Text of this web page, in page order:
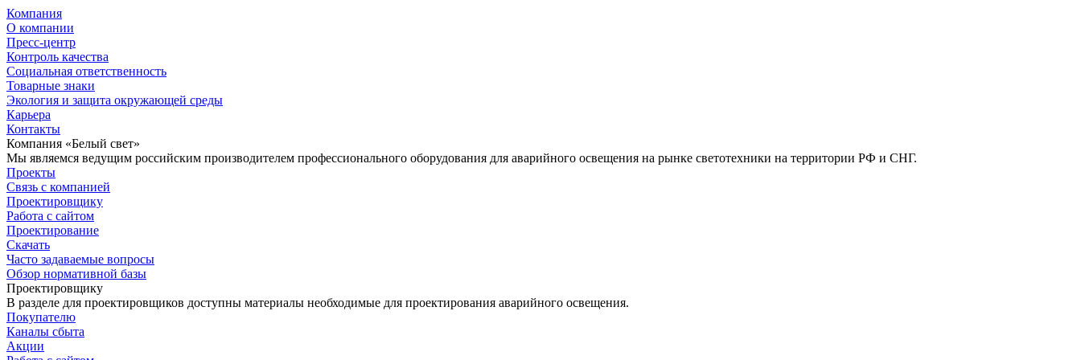
Компания
О компании
Пресс-центр
Контроль качества
Социальная ответственность
Товарные знаки
Экология и защита окружающей среды
Карьера
Контакты
Компания «Белый свет»
Мы являемся ведущим российским производителем профессионального оборудования для аварийного освещения на рынке светотехники на территории РФ и СНГ.
Проекты
Связь с компанией
Проектировщику
Работа с сайтом
Проектирование
Скачать
Часто задаваемые вопросы
Обзор нормативной базы
Проектировщику
В разделе для проектировщиков доступны материалы необходимые для проектирования аварийного освещения.
Покупателю
Каналы сбыта
Акции